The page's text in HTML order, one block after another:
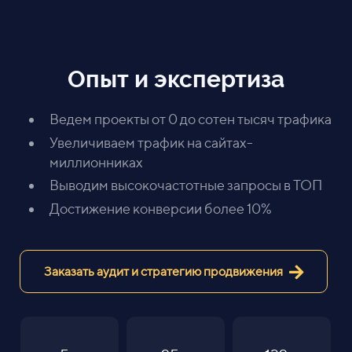
Опыт и экспертиза
Ведем проекты от 0 до сотен тысяч трафика
Увеличиваем трафик на сайтах-
миллионниках
Выводим высокочастотные запросы в ТОП
Достижение конверсии более 10%
Заказать аудит и стратегию продвижения